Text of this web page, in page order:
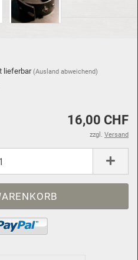
lieferbar(Ausland abweichend)
16,00 CHF
zzgl. Versand